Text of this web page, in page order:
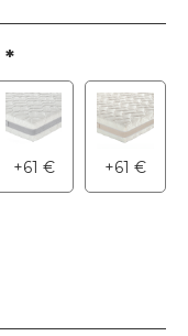
*
+61 € +61€